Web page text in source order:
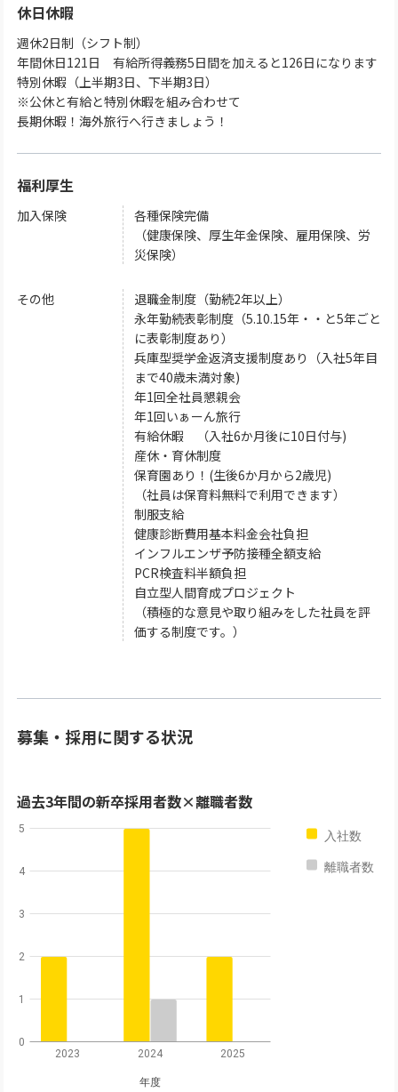
休日休暇
週休2日制（シフト制）
年間休日121日 有給所得義務5日間を加えると126日になります
特別休暇（上半期3日、下半期3日）
※公休と有給と特別休暇を組み合わせて
長期休暇！海外旅行へ行きましょう！
福利厚生
加入保険
各種保険完備
（健康保険、厚生年金保険、雇用保険、労
災保険）
その他
退職金制度（勤続2年以上）
永年勤続表彰制度（5.10.15年・・と5年ごと
に表彰制度あり）
兵庫型奨学金返済支援制度あり（入社5年目
まで40歳未満対象)
年1回全社員懇親会
年1回いぁーん旅行
有給休暇 （入社6か月後に10日付与)
産休・育休制度
保育園あり！(生後6か月から2歳児)
（社員は保育料無料で利用できます）
制服支給
健康診断費用基本料金会社負担
インフルエンザ予防接種全額支給
PCR検査料半額負担
自立型人間育成プロジェクト
（積極的な意見や取り組みをした社員を評
価する制度です。）
募集・採用に関する状況
過去3年間の新卒採用者数×離職者数
入社数
離職者数
2023 2024 2025
年度
0
1
2
3
4
5